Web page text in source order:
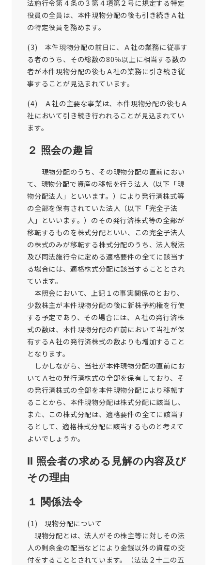
法施行令第４条の３第４項第２号に規定する特定
役員の全員は、本件現物分配の後も引き続きＡ社
の特定役員を務めます。
(3) 本件現物分配の前日に、Ａ社の業務に従事す
る者のうち、その総数の80％以上に相当する数の
者が本件現物分配の後もＡ社の業務に引き続き従
事することが見込まれています。
(4) Ａ社の主要な事業は、本件現物分配の後もＡ
社において引き続き行われることが見込まれてい
ます。
２ 照会の趣旨
現物分配のうち、その現物分配の直前におい
て、現物分配で資産の移転を行う法人（以下「現
物分配法人」といいます。）により発行済株式等
の全部を保有されていた法人（以下「完全子法
人」といいます。）のその発行済株式等の全部が
移転するものを株式分配といい、この完全子法人
の株式のみが移転する株式分配のうち、法人税法
及び同法施行令に定める適格要件の全てに該当す
る場合には、適格株式分配に該当することとされ
ています。
本照会において、上記１の事実関係のとおり、
少数株主が本件現物分配の後に新株予約権を行使
する予定であり、その場合には、Ａ社の発行済株
式の数は、本件現物分配の直前において当社が保
有するＡ社の発行済株式の数よりも増加すること
となります。
しかしながら、当社が本件現物分配の直前にお
いてＡ社の発行済株式の全部を保有しており、そ
の発行済株式の全部を本件現物分配により移転す
ることから、本件現物分配は株式分配に該当し、
また、この株式分配は、適格要件の全てに該当す
るとして、適格株式分配に該当するものと考えて
よいでしょうか。
Ⅱ 照会者の求める見解の内容及び
その理由
１ 関係法令
(1) 現物分配について
現物分配とは、法人がその株主等に対しその法
人の剰余金の配当などにより金銭以外の資産の交
付をすることとされています。（法法２十二の五